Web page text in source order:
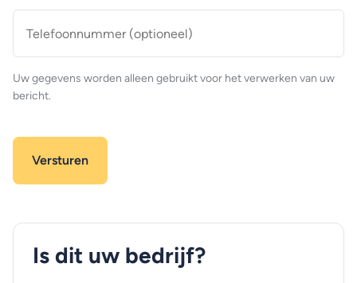
(optioneel)
Uw gegevens worden alleen gebruikt voor het verwerken van uw
bericht.
Is dit uw bedrijf?